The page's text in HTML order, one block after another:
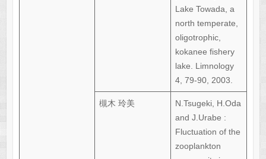
Lake Towada, a
north temperate,
oligotrophic,
kokanee fishery
lake. Limnology
4, 79-90, 2003.
槻木 玲美
N.Tsugeki, H.Oda
and J.Urabe :
Fluctuation of the
zooplankton